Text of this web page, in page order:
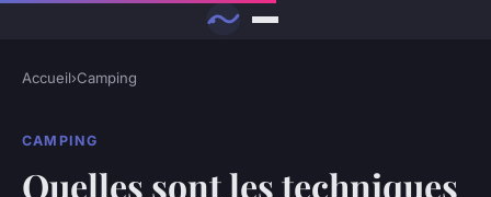
Accueil›Camping
CAMPING
Quelles sont les techniques